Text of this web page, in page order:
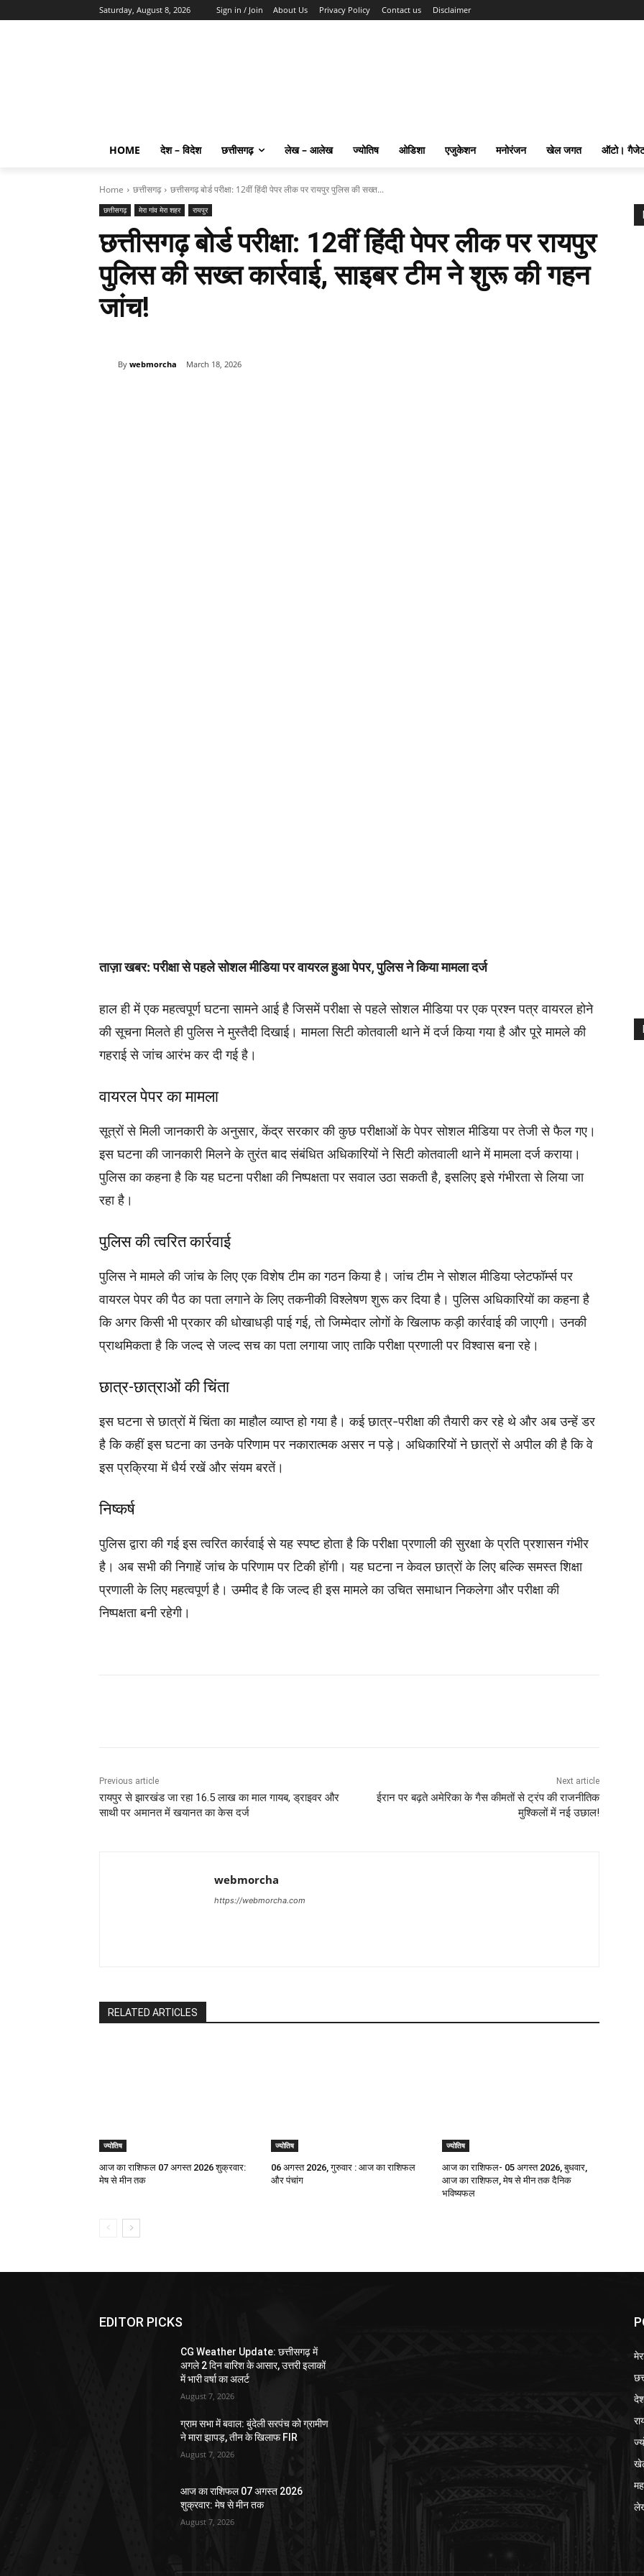
Saturday, August 8, 2026 Sign in / Join About Us Privacy Policy Contact us Disclaimer
HOME देश – विदेश छत्तीसगढ़ लेख – आलेख ज्योतिष ओडिशा एजुकेशन मनोरंजन खेल जगत ऑटो।
Home छत्तीसगढ़ छत्तीसगढ़ बोर्ड परीक्षा: 12वीं हिंदी पेपर लीक पर रायपुर पुलिस की सख्त...
छत्तीसगढ़ मेरा गांव मेरा शहर रायपुर
छत्तीसगढ़ बोर्ड परीक्षा: 12वीं हिंदी पेपर लीक पर रायपुर
पुलिस की सख्त कार्रवाई, साइबर टीम ने शुरू की गहन
जांच!
By webmorcha March 18, 2026
ताज़ा खबर: परीक्षा से पहले सोशल मीडिया पर वायरल हुआ पेपर, पुलिस ने किया मामला दर्ज
हाल ही में एक महत्वपूर्ण घटना सामने आई है जिसमें परीक्षा से पहले सोशल मीडिया पर एक प्रश्न पत्र वायरल होने
की सूचना मिलते ही पुलिस ने मुस्तैदी दिखाई। मामला सिटी कोतवाली थाने में दर्ज किया गया है और पूरे मामले की
गहराई से जांच आरंभ कर दी गई है।
वायरल पेपर का मामला
सूत्रों से मिली जानकारी के अनुसार, केंद्र सरकार की कुछ परीक्षाओं के पेपर सोशल मीडिया पर तेजी से फैल गए।
इस घटना की जानकारी मिलने के तुरंत बाद संबंधित अधिकारियों ने सिटी कोतवाली थाने में मामला दर्ज कराया।
पुलिस का कहना है कि यह घटना परीक्षा की निष्पक्षता पर सवाल उठा सकती है, इसलिए इसे गंभीरता से लिया जा
रहा है।
पुलिस की त्वरित कार्रवाई
पुलिस ने मामले की जांच के लिए एक विशेष टीम का गठन किया है। जांच टीम ने सोशल मीडिया प्लेटफॉर्म्स पर
वायरल पेपर की पैठ का पता लगाने के लिए तकनीकी विश्लेषण शुरू कर दिया है। पुलिस अधिकारियों का कहना है
कि अगर किसी भी प्रकार की धोखाधड़ी पाई गई, तो जिम्मेदार लोगों के खिलाफ कड़ी कार्रवाई की जाएगी। उनकी
प्राथमिकता है कि जल्द से जल्द सच का पता लगाया जाए ताकि परीक्षा प्रणाली पर विश्वास बना रहे।
छात्र-छात्राओं की चिंता
इस घटना से छात्रों में चिंता का माहौल व्याप्त हो गया है। कई छात्र-परीक्षा की तैयारी कर रहे थे और अब उन्हें डर
है कि कहीं इस घटना का उनके परिणाम पर नकारात्मक असर न पड़े। अधिकारियों ने छात्रों से अपील की है कि वे
इस प्रक्रिया में धैर्य रखें और संयम बरतें।
निष्कर्ष
पुलिस द्वारा की गई इस त्वरित कार्रवाई से यह स्पष्ट होता है कि परीक्षा प्रणाली की सुरक्षा के प्रति प्रशासन गंभीर
है। अब सभी की निगाहें जांच के परिणाम पर टिकी होंगी। यह घटना न केवल छात्रों के लिए बल्कि समस्त शिक्षा
प्रणाली के लिए महत्वपूर्ण है। उम्मीद है कि जल्द ही इस मामले का उचित समाधान निकलेगा और परीक्षा की
निष्पक्षता बनी रहेगी।
Previous article
रायपुर से झारखंड जा रहा 16.5 लाख का माल गायब, ड्राइवर और
साथी पर अमानत में खयानत का केस दर्ज
Next article
ईरान पर बढ़ते अमेरिका के गैस कीमतों से ट्रंप की राजनीतिक
मुश्किलों में नई उछाल!
webmorcha
https://webmorcha.com
RELATED ARTICLES
ज्योतिष
आज का राशिफल 07 अगस्त 2026 शुक्रवार:
मेष से मीन तक
ज्योतिष
06 अगस्त 2026, गुरुवार : आज का राशिफल
और पंचांग
ज्योतिष
आज का राशिफल- 05 अगस्त 2026, बुधवार,
आज का राशिफल, मेष से मीन तक दैनिक
भविष्यफल
EDITOR PICKS
CG Weather Update: छत्तीसगढ़ में
अगले 2 दिन बारिश के आसार, उत्तरी इलाकों
में भारी वर्षा का अलर्ट
August 7, 2026
ग्राम सभा में बवाल: बुंदेली सरपंच को ग्रामीण
ने मारा झापड़, तीन के खिलाफ FIR
August 7, 2026
आज का राशिफल 07 अगस्त 2026
शुक्रवार: मेष से मीन तक
August 7, 2026